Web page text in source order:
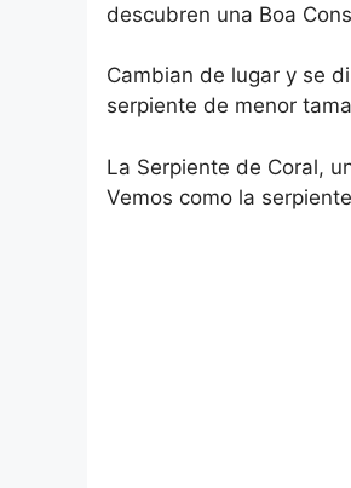
descubren una Boa
Cambian de lugar y se
serpiente de menor
La Serpiente de Coral,
Vemos como la